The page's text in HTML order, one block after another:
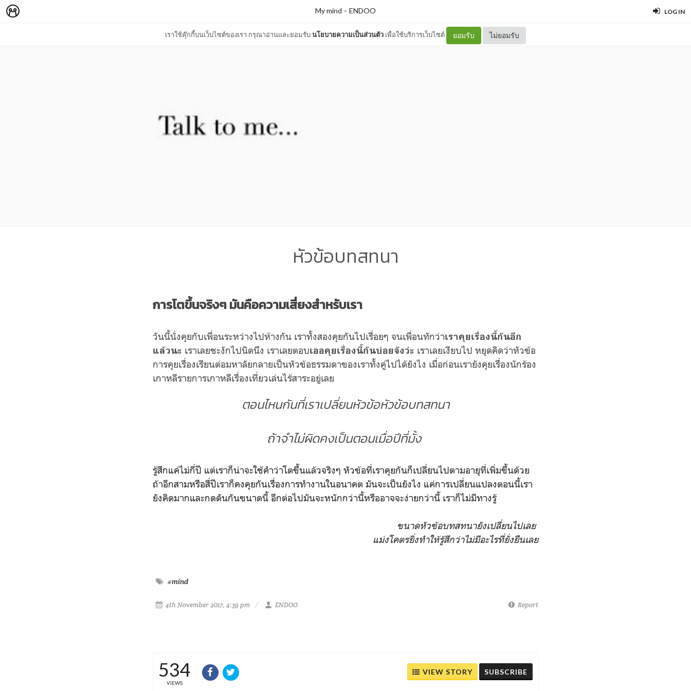
LOG IN
เราใช้คุ๊กกี้บนเว็บไซต์ของเรา กรุณาอ่านและยอมรับนโยบายความเป็นส่วนตัว เพื่อใช้บริการเว็บไซต์ ยอมรับ ไม่ยอมรับ
My mind – ENDOO
หัวข้อบทสทนา
การโตขึ้นจริงๆ มันคือความเสี่ยงสำหรับเรา
วันนี้นั่งคุยกับเพื่อนระหว่างไปห้างกัน เราทั้งสองคุยกันไปเรื่อยๆ จนเพื่อนทักว่าเราคุยเรื่องนี้กันอีก
แล้วนะ เราเลยชะงักไปนิดนึง เราเลยตอบเออคุยเรื่องนี้กันบ่อยจังว่ะ เราเลยเงียบไป หยุดคิดว่าหัวข้อ
การคุยเรื่องเรียนต่อมหาลัยกลายเป็นหัวข้อธรรมดาของเราทั้งคู่ไปได้ยังไง เมื่อก่อนเรายังคุยเรื่องนักร้อง
เกาหลีรายการเกาหลีเรื่องเที่ยวเล่นไร้สาระอยู่เลย
ตอนไหนกันที่เราเปลี่ยนหัวข้อหัวข้อบทสทนา
ถ้าจำไม่ผิดคงเป็นตอนเมื่อปีที่มั้ง
รู้สึกแค่ไม่กี่ปี แต่เราก็น่าจะใช้คำว่าโตขึ้นแล้วจริงๆ หัวข้อที่เราคุยกันก็เปลี่ยนไปตามอายุที่เพิ่มขึ้นด้วย
ถ้าอีกสามหรือสี่ปีเราก็คงคุยกันเรื่องการทำงานในอนาคต มันจะเป็นยังไง แค่การเปลี่ยนแปลงตอนนี้เรา
ยังคิดมากและกดดันกันขนาดนี้ อีกต่อไปมันจะหนักกว่านี้หรืออาจจะง่ายกว่านี้ เราก็ไม่มีทางรู้
ขนาดหัวข้อบทสทนายังเปลี่ยนไปเลย
แม่งโคตรยิ่งทำให้รู้สึกว่าไม่มีอะไรที่ยั่งยืนเลย
#mind
4th November 2017, 4:39 pm ENDOO Report
534
VIEWS
VIEW STORY SUBSCRIBE